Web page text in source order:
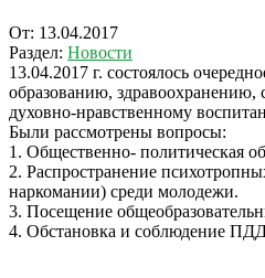
От: 13.04.2017
Раздел: Новости
13.04.2017 г. состоялось
образованию,
духовно-нравственному
Были рассмотрены вопросы:
1. Общественно- политическая
2. Распространение
наркомании) среди молодежи.
3. Посещение
4. Обстановка и соблюдение